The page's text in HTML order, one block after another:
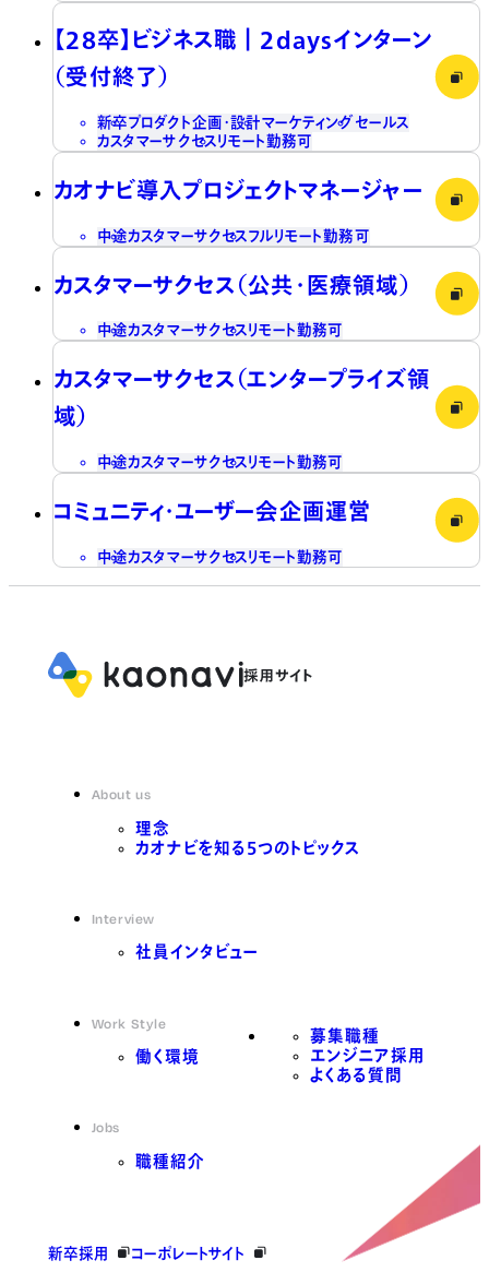
【28卒】ビジネス職┃2daysインターン
（受付終了）
新卒プロダクト企画・設計マーケティング セールス
カスタマーサクセスリモート勤務可
カオナビ導入プロジェクトマネージャー
中途カスタマーサクセス フルリモート勤務可
カスタマーサクセス（公共・医療領域）
中途カスタマーサクセスリモート勤務可
カスタマーサクセス（エンタープライズ領
域）
中途カスタマーサクセスリモート勤務可
コミュニティ・ユーザー会企画運営
中途カスタマーサクセス リモート勤務可
About us
理念
カオナビを知る5つのトピックス
Interview
社員インタビュー
Work Style
働く環境
Jobs
職種紹介
募集職種
エンジニア採用
よくある質問
新卒採用 コーポレートサイト